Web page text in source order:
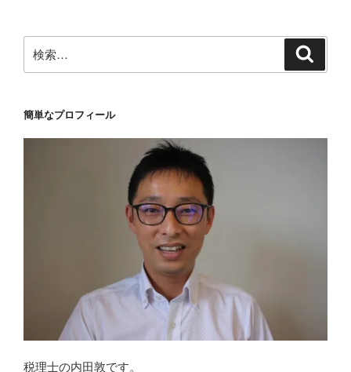
索:
簡単なプロフィール
税理士の内田敦です。